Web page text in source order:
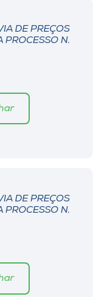
DE PREÇOS
PROCESSO N.
DE PREÇOS
PROCESSO N.